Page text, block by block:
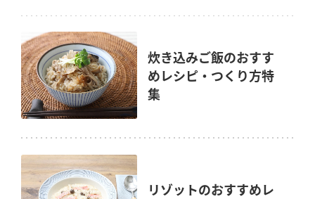
炊き込みご飯のおすす
めレシピ・つくり方特
集
リゾットのおすすめレ